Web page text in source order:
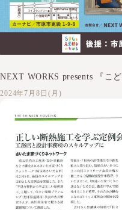
NEXT WORKS presents 『こ
2024年7月8日(月)